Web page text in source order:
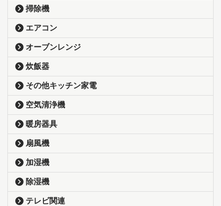
掃除機
エアコン
オーブンレンジ
炊飯器
その他キッチン家電
空気清浄機
暖房器具
扇風機
加湿機
除湿機
テレビ関連